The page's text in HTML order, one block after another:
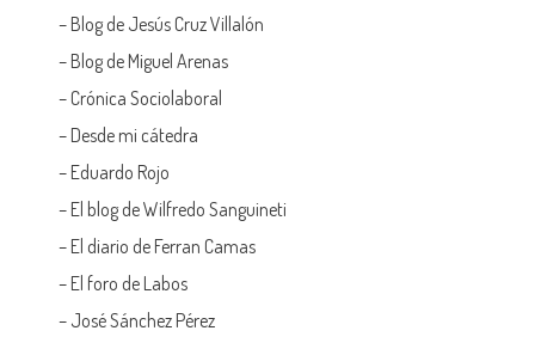
– Blog de Jesús Cruz Villalón
– Blog de Miguel Arenas
– Crónica Sociolaboral
– Desde mi cátedra
– Eduardo Rojo
– El blog de Wilfredo Sanguineti
– El diario de Ferran Camas
– El foro de Labos
– José Sánchez Pérez